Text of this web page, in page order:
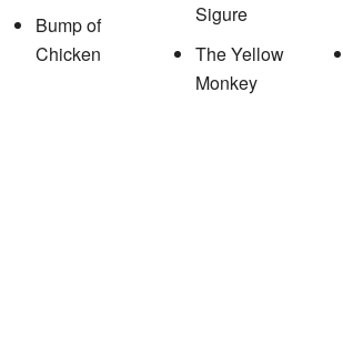
Bump of
Chicken
Sigure
The Yellow
Monkey